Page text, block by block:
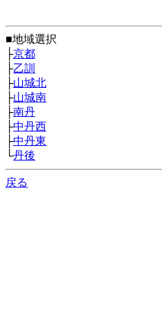
■地域選択
├京都
├乙訓
├山城北
├山城南
├南丹
├中丹西
├中丹東
└丹後
戻る